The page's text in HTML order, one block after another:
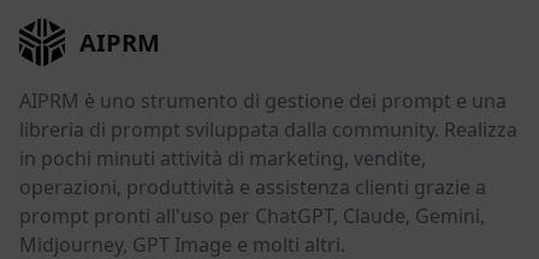
AIPRM
AIPRM è uno strumento di gestione dei prompt e una
libreria di prompt sviluppata dalla community. Realizza
in pochi minuti attività di marketing, vendite,
operazioni, produttività e assistenza clienti grazie a
prompt pronti all'uso per ChatGPT, Claude, Gemini,
Midjourney, GPT Image e molti altri.